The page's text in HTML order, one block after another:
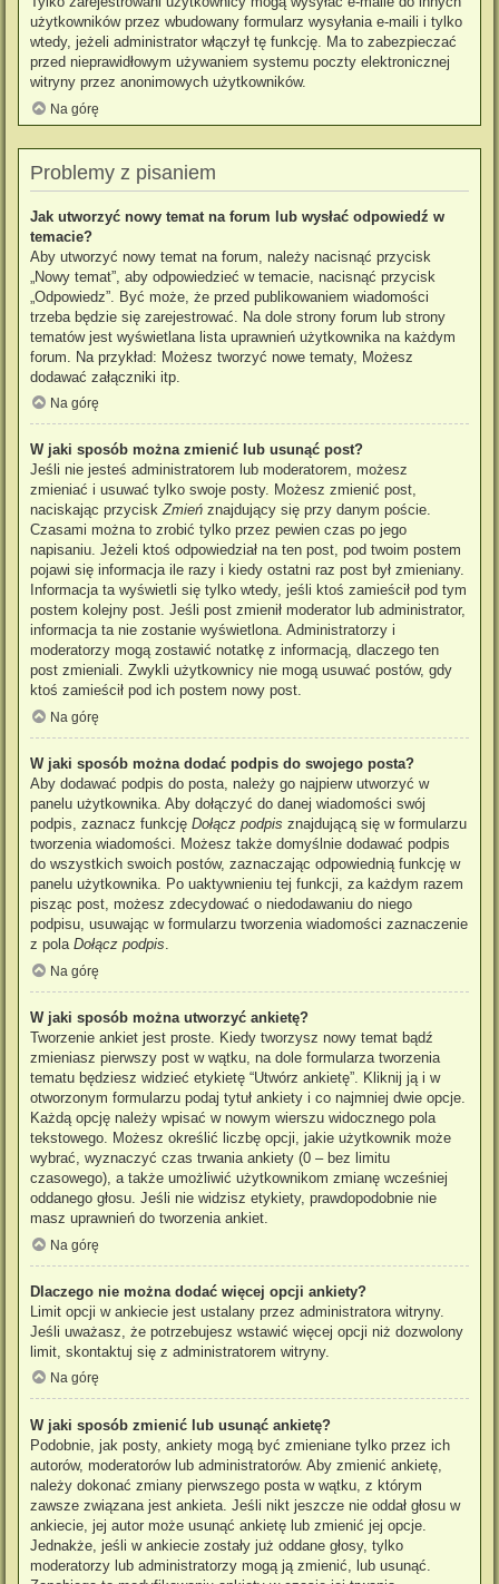
użytkowników przez wbudowany formularz wysyłania e-maili i tylko
wtedy, jeżeli administrator włączył tę funkcję. Ma to zabezpieczać
przed nieprawidłowym używaniem systemu poczty elektronicznej
witryny przez anonimowych użytkowników.
Na górę
Problemy z pisaniem
Jak utworzyć nowy temat na forum lub wysłać odpowiedź w
temacie?
Aby utworzyć nowy temat na forum, należy nacisnąć przycisk
„Nowy temat”, aby odpowiedzieć w temacie, nacisnąć przycisk
„Odpowiedz”. Być może, że przed publikowaniem wiadomości
trzeba będzie się zarejestrować. Na dole strony forum lub strony
tematów jest wyświetlana lista uprawnień użytkownika na każdym
forum. Na przykład: Możesz tworzyć nowe tematy, Możesz
dodawać załączniki itp.
Na górę
W jaki sposób można zmienić lub usunąć post?
Jeśli nie jesteś administratorem lub moderatorem, możesz
zmieniać i usuwać tylko swoje posty. Możesz zmienić post,
naciskając przyciskZmień znajdujący się przy danym poście.
Czasami można to zrobić tylko przez pewien czas po jego
napisaniu. Jeżeli ktoś odpowiedział na ten post, pod twoim postem
pojawi się informacja ile razy i kiedy ostatni raz post był zmieniany.
Informacja ta wyświetli się tylko wtedy, jeśli ktoś zamieścił pod tym
postem kolejny post. Jeśli post zmienił moderator lub administrator,
informacja ta nie zostanie wyświetlona. Administratorzy i
moderatorzy mogą zostawić notatkę z informacją, dlaczego ten
post zmieniali. Zwykli użytkownicy nie mogą usuwać postów, gdy
ktoś zamieścił pod ich postem nowy post.
Na górę
W jaki sposób można dodać podpis do swojego posta?
Aby dodawać podpis do posta, należy go najpierw utworzyć w
panelu użytkownika. Aby dołączyć do danej wiadomości swój
podpis, zaznacz funkcję Dołącz podpis znajdującą się w formularzu
tworzenia wiadomości. Możesz także domyślnie dodawać podpis
do wszystkich swoich postów, zaznaczając odpowiednią funkcję w
panelu użytkownika. Po uaktywnieniu tej funkcji, za każdym razem
pisząc post, możesz zdecydować o niedodawaniu do niego
podpisu, usuwając w formularzu tworzenia wiadomości zaznaczenie
z pola Dołącz podpis.
Na górę
W jaki sposób można utworzyć ankietę?
Tworzenie ankiet jest proste. Kiedy tworzysz nowy temat bądź
zmieniasz pierwszy post w wątku, na dole formularza tworzenia
tematu będziesz widzieć etykietę “Utwórz ankietę”. Kliknij ją i w
otworzonym formularzu podaj tytuł ankiety i co najmniej dwie opcje.
Każdą opcję należy wpisać w nowym wierszu widocznego pola
tekstowego. Możesz określić liczbę opcji, jakie użytkownik może
wybrać, wyznaczyć czas trwania ankiety (0 – bez limitu
czasowego), a także umożliwić użytkownikom zmianę wcześniej
oddanego głosu. Jeśli nie widzisz etykiety, prawdopodobnie nie
masz uprawnień do tworzenia ankiet.
Na górę
Dlaczego nie można dodać więcej opcji ankiety?
Limit opcji w ankiecie jest ustalany przez administratora witryny.
Jeśli uważasz, że potrzebujesz wstawić więcej opcji niż dozwolony
limit, skontaktuj się z administratorem witryny.
Na górę
W jaki sposób zmienić lub usunąć ankietę?
Podobnie, jak posty, ankiety mogą być zmieniane tylko przez ich
autorów, moderatorów lub administratorów. Aby zmienić ankietę,
należy dokonać zmiany pierwszego posta w wątku, z którym
zawsze związana jest ankieta. Jeśli nikt jeszcze nie oddał głosu w
ankiecie, jej autor może usunąć ankietę lub zmienić jej opcje.
Jednakże, jeśli w ankiecie zostały już oddane głosy, tylko
moderatorzy lub administratorzy mogą ją zmienić, lub usunąć.